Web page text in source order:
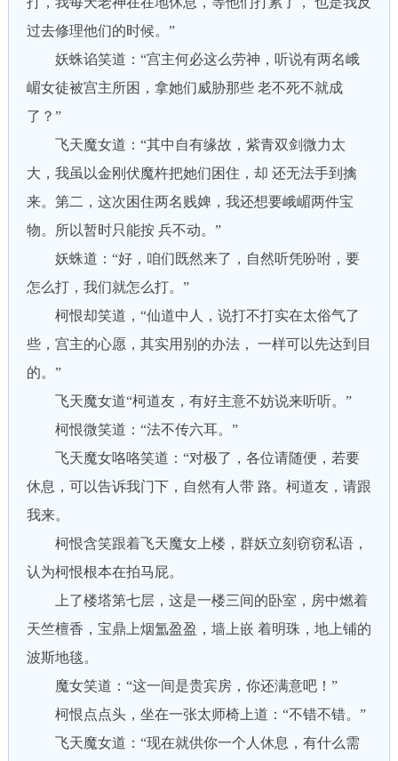
过去修理他们的时候。”
妖蛛谄笑道：“宫主何必这么劳神，听说有两名峨
嵋女徒被宫主所困，拿她们威胁那些 老不死不就成
了？”
飞天魔女道：“其中自有缘故，紫青双剑微力太
大，我虽以金刚伏魔杵把她们困住，却 还无法手到擒
来。第二，这次困住两名贱婢，我还想要峨嵋两件宝
物。所以暂时只能按 兵不动。”
妖蛛道：“好，咱们既然来了，自然听凭吩咐，要
怎么打，我们就怎么打。”
柯恨却笑道，“仙道中人，说打不打实在太俗气了
些，宫主的心愿，其实用别的办法， 一样可以先达到目
的。”
飞天魔女道“柯道友，有好主意不妨说来听听。”
柯恨微笑道：“法不传六耳。”
飞天魔女咯咯笑道：“对极了，各位请随便，若要
休息，可以告诉我门下，自然有人带 路。柯道友，请跟
我来。
柯恨含笑跟着飞天魔女上楼，群妖立刻窃窃私语，
认为柯恨根本在拍马屁。
上了楼塔第七层，这是一楼三间的卧室，房中燃着
天竺檀香，宝鼎上烟氲盈盈，墙上嵌 着明珠，地上铺的
波斯地毯。
魔女笑道：“这一间是贵宾房，你还满意吧！”
柯恨点点头，坐在一张太师椅上道：“不错不错。”
飞天魔女道：“现在就供你一个人休息，有什么需